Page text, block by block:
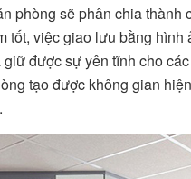
phòng sẽ phân chia
tốt, việc giao lưu bằng
được sự yên tĩnh cho
tạo được không gian